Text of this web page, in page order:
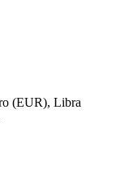
(EUR), Libra